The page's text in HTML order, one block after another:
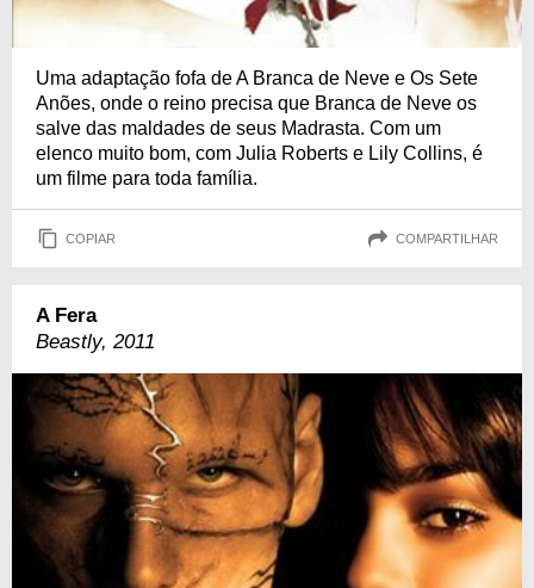
Uma adaptação fofa de A Branca de Neve e Os Sete
Anões, onde o reino precisa que Branca de Neve os
salve das maldades de seus Madrasta. Com um
elenco muito bom, com Julia Roberts e Lily Collins, é
um filme para toda família.
COPIAR COMPARTILHAR
A Fera
Beastly, 2011